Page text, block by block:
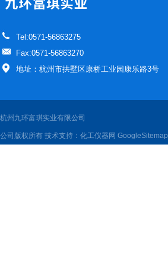
Tel:0571-56863275
Fax:0571-56863270
地址：杭州市拱墅区康桥工业园康乐路3号
杭州九环富琪实业有限公司
公司版权所有 技术支持： 化工仪器网 GoogleSitemap